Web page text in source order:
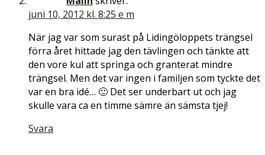
juni 10, 2012 kl. 8:25 e m
När jag var som surast på Lidingöloppets trängsel
förra året hittade jag den tävlingen och tänkte att
den vore kul att springa och granterat mindre
trängsel. Men det var ingen i familjen som tyckte det
var en bra idé… 🙂 Det ser underbart ut och jag
skulle vara ca en timme sämre än sämsta tjej!
Svara